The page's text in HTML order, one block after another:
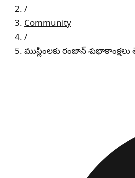
/
Community
/
ముస్లింలకు రంజాన్